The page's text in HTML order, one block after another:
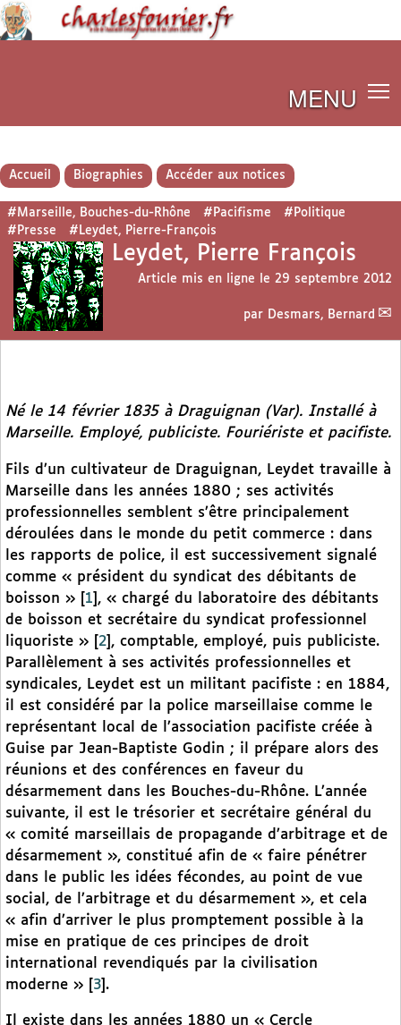
MENU
Accueil Biographies Accéder aux notices
#Marseille, Bouches-du-Rhône #Pacifisme
#Politique
#Presse
#Leydet, Pierre-François
Leydet, Pierre François
Article mis en ligne le 29 septembre 2012
par Desmars, Bernard
Né le 14 février 1835 à Draguignan (Var). Installé à
Marseille. Employé, publiciste. Fouriériste et pacifiste.
Fils d’un cultivateur de Draguignan, Leydet travaille à
Marseille dans les années 1880 ; ses activités
professionnelles semblent s’être principalement
déroulées dans le monde du petit commerce : dans
les rapports de police, il est successivement signalé
comme « président du syndicat des débitants de
boisson »
1 , « chargé du laboratoire des débitants
de boisson et secrétaire du syndicat professionnel
liquoriste »
2 , comptable, employé, puis publiciste.
Parallèlement à ses activités professionnelles et
syndicales, Leydet est un militant pacifiste : en 1884,
il est considéré par la police marseillaise comme le
représentant local de l’association pacifiste créée à
Guise par Jean-Baptiste Godin ; il prépare alors des
réunions et des conférences en faveur du
désarmement dans les Bouches-du-Rhône. L’année
suivante, il est le trésorier et secrétaire général du
« comité marseillais de propagande d’arbitrage et de
désarmement », constitué afin de « faire pénétrer
dans le public les idées fécondes, au point de vue
social, de l’arbitrage et du désarmement », et cela
« afin d’arriver le plus promptement possible à la
mise en pratique de ces principes de droit
international revendiqués par la civilisation
moderne »
3 .
Il existe dans les années 1880 un « Cercle